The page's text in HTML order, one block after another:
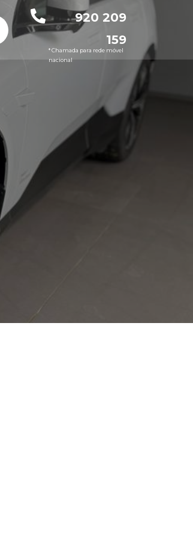
920 209
159
* Chamada para rede móvel
nacional